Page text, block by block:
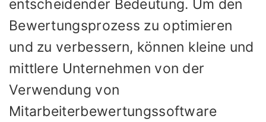
entscheidender Bedeutung. Um den
Bewertungsprozess zu optimieren
und zu verbessern, können kleine und
mittlere Unternehmen von der
Verwendung von
Mitarbeiterbewertungssoftware